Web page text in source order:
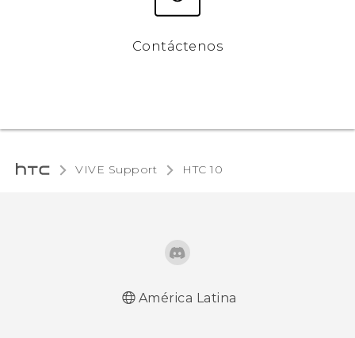
Contáctenos
VIVE Support HTC 10‎
América Latina